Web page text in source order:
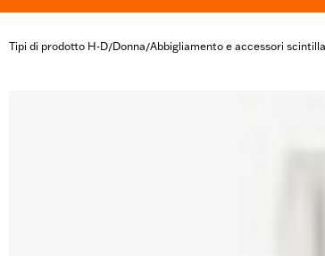
Tipi di prodotto H-D/Donna/Abbigliamento e accessori